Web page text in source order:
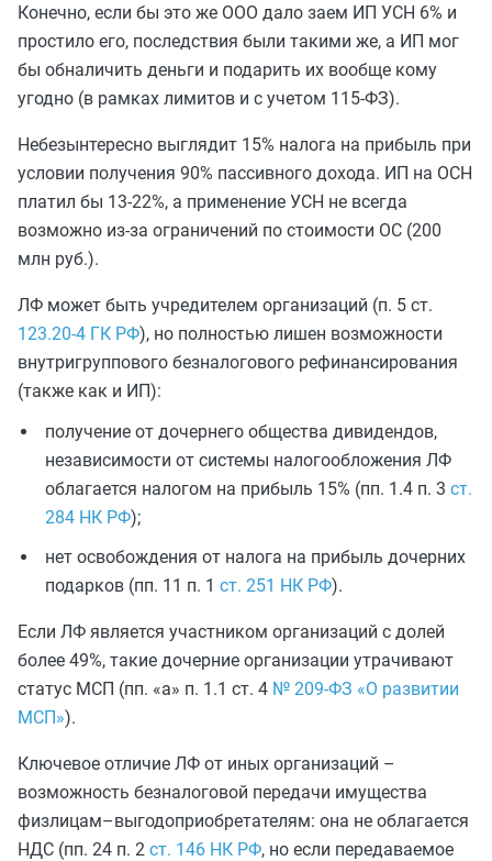
Конечно, если бы это же ООО дало заем ИП УСН 6% и
простило его, последствия были такими же, а ИП мог
бы обналичить деньги и подарить их вообще кому
угодно (в рамках лимитов и с учетом 115-ФЗ).
Небезынтересно выглядит 15% налога на прибыль при
условии получения 90% пассивного дохода. ИП на ОСН
платил бы 13-22%, а применение УСН не всегда
возможно из-за ограничений по стоимости ОС (200
млн руб.).
ЛФ может быть учредителем организаций (п. 5 ст.
123.20-4 ГК РФ), но полностью лишен возможности
внутригруппового безналогового рефинансирования
(также как и ИП):
получение от дочернего общества дивидендов,
независимости от системы налогообложения ЛФ
облагается налогом на прибыль 15% (пп. 1.4 п. 3 ст.
284 НК РФ);
нет освобождения от налога на прибыль дочерних
подарков (пп. 11 п. 1 ст. 251 НК РФ).
Если ЛФ является участником организаций с долей
более 49%, такие дочерние организации утрачивают
статус МСП (пп. «а» п. 1.1 ст. 4 № 209-ФЗ «О развитии
МСП»).
Ключевое отличие ЛФ от иных организаций –
возможность безналоговой передачи имущества
физлицам–выгодоприобретателям: она не облагается
НДС (пп. 24 п. 2 ст. 146 НК РФ, но если передаваемое